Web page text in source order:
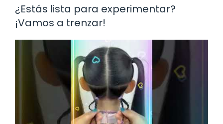
¿Estás lista para experimentar?
¡Vamos a trenzar!